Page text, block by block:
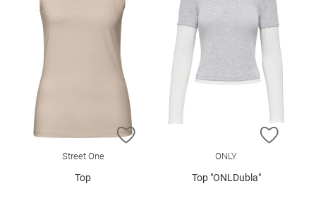
ZUR WUNSCHLISTE HINZUFÜGEN
Street One
Top
ZUR
ONLY
Top "ONLDubla"